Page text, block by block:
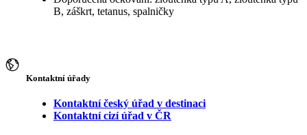
B, záškrt, tetanus, spalničky
Kontaktní úřady
Kontaktní český úřad v destinaci
Kontaktní cizí úřad v ČR